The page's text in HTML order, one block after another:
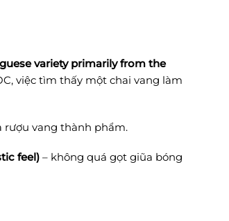
variety primarily from the
việc tìm thấy một chai vang làm
rượu vang thành phẩm.
feel) – không quá gọt giũa bóng